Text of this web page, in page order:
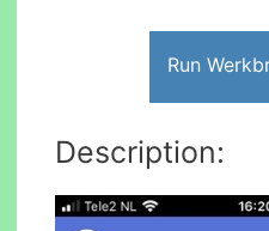
Run
Description: